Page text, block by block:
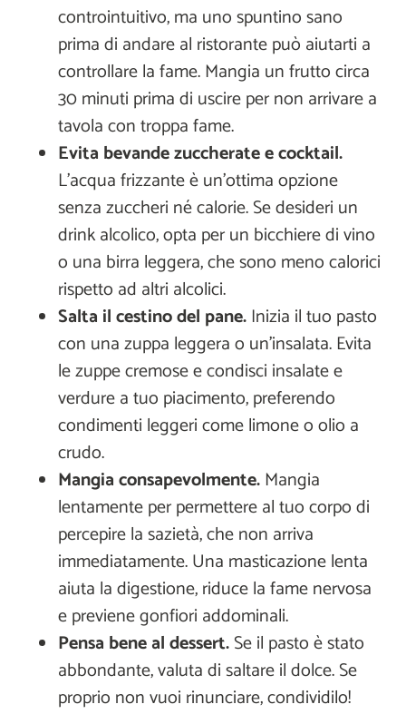
controintuitivo, ma uno spuntino sano
prima di andare al ristorante può aiutarti a
controllare la fame. Mangia un frutto circa
30 minuti prima di uscire per non arrivare a
tavola con troppa fame.
Evita bevande zuccherate e cocktail.
L’acqua frizzante è un’ottima opzione
senza zuccheri né calorie. Se desideri un
drink alcolico, opta per un bicchiere di vino
o una birra leggera, che sono meno calorici
rispetto ad altri alcolici.
Salta il cestino del pane.Inizia il tuo pasto
con una zuppa leggera o un’insalata. Evita
le zuppe cremose e condisci insalate e
verdure a tuo piacimento, preferendo
condimenti leggeri come limone o olio a
crudo.
Mangia consapevolmente.Mangia
lentamente per permettere al tuo corpo di
percepire la sazietà, che non arriva
immediatamente. Una masticazione lenta
aiuta la digestione, riduce la fame nervosa
e previene gonfiori addominali.
Pensa bene al dessert.Se il pasto è stato
abbondante, valuta di saltare il dolce. Se
proprio non vuoi rinunciare, condividilo!